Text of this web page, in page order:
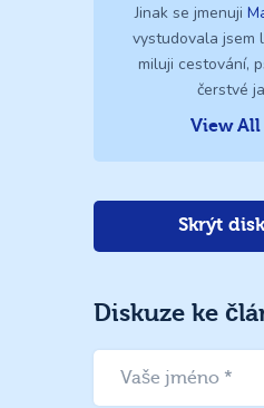
Jinak se jmenuji
vystudovala jsem
miluji cestování,
čerstvé
View All
Skrýt
Diskuze ke